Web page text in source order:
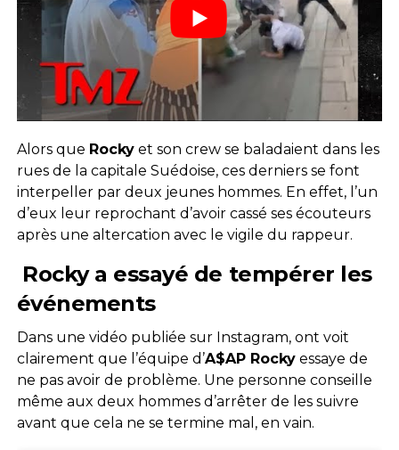
Alors que Rockyet son crew se baladaient dans les
rues de la capitale Suédoise, ces derniers se font
interpeller par deux jeunes hommes. En effet, l’un
d’eux leur reprochant d’avoir cassé ses écouteurs
après une altercation avec le vigile du rappeur.
Rocky a essayé de tempérer les
événements
Dans une vidéo publiée sur Instagram, ont voit
clairement que l’équipe d’A$AP Rockyessaye de
ne pas avoir de problème. Une personne conseille
même aux deux hommes d’arrêter de les suivre
avant que cela ne se termine mal, en vain.